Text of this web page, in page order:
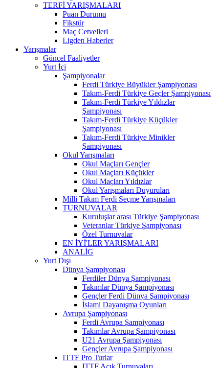
TERFİ YARIŞMALARI
Puan Durumu
Fikstür
Maç Cetvelleri
Ligden Haberler
Yarışmalar
Güncel Faaliyetler
Yurt İçi
Şampiyonalar
Ferdi Türkiye Büyükler Şampiyonası
Takım-Ferdi Türkiye Geçler Şampiyonası
Takım-Ferdi Türkiye Yıldızlar
Şampiyonası
Takım-Ferdi Türkiye Küçükler
Şampiyonası
Takım-Ferdi Türkiye Minikler
Şampiyonası
Okul Yarışmaları
Okul Maçları Gençler
Okul Maçları Küçükler
Okul Maçları Yıldızlar
Okul Yarışmaları Duyuruları
Milli Takım Ferdi Seçme Yarışmaları
TURNUVALAR
Kuruluşlar arası Türkiye Şampiyonası
Veteranlar Türkiye Şampiyonası
Özel Turnuvalar
EN İYİ'LER YARIŞMALARI
ANALİG
Yurt Dışı
Dünya Şampiyonası
Ferdiler Dünya Şampiyonası
Takımlar Dünya Şampiyonası
Gençler Ferdi Dünya Şampiyonası
İslami Dayanışma Oyunları
Avrupa Şampiyonası
Ferdi Avrupa Şampiyonası
Takımlar Avrupa Şampiyonası
U21 Avrupa Şampiyonası
Gençler Avrupa Şampiyonası
ITTF Pro Turlar
ITTF Açık Turnuvaları